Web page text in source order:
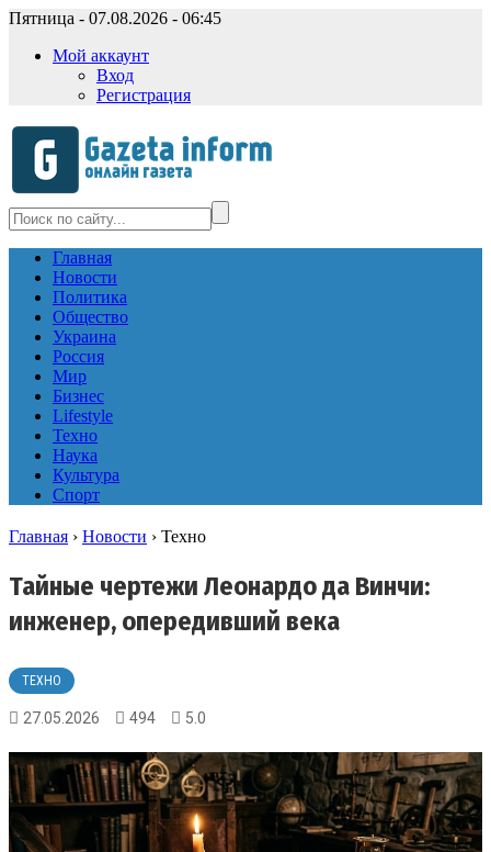
Пятница - 07.08.2026 - 06:45
Мой аккаунт
Вход
Регистрация
Главная
Новости
Политика
Общество
Украина
Россия
Мир
Бизнес
Lifestyle
Техно
Наука
Культура
Спорт
Главная › Новости › Техно
Тайные чертежи Леонардо да Винчи:
инженер, опередивший века
ТЕХНО
27.05.2026 494 5.0